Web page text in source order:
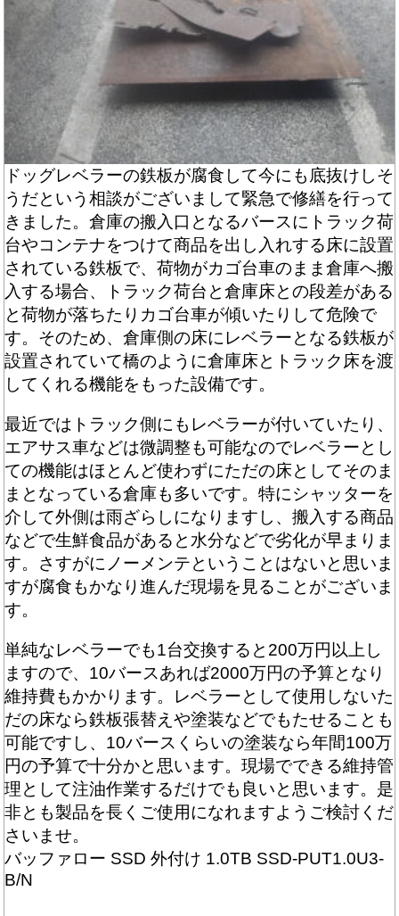
ドッグレベラーの鉄板が腐食して今にも底抜けしそ
うだという相談がございまして緊急で修繕を行って
きました。倉庫の搬入口となるバースにトラック荷
台やコンテナをつけて商品を出し入れする床に設置
されている鉄板で、荷物がカゴ台車のまま倉庫へ搬
入する場合、トラック荷台と倉庫床との段差がある
と荷物が落ちたりカゴ台車が傾いたりして危険で
す。そのため、倉庫側の床にレベラーとなる鉄板が
設置されていて橋のように倉庫床とトラック床を渡
してくれる機能をもった設備です。
最近ではトラック側にもレベラーが付いていたり、
エアサス車などは微調整も可能なのでレベラーとし
ての機能はほとんど使わずにただの床としてそのま
まとなっている倉庫も多いです。特にシャッターを
介して外側は雨ざらしになりますし、搬入する商品
などで生鮮食品があると水分などで劣化が早まりま
す。さすがにノーメンテということはないと思いま
すが腐食もかなり進んだ現場を見ることがございま
す。
単純なレベラーでも1台交換すると200万円以上し
ますので、10バースあれば2000万円の予算となり
維持費もかかります。レベラーとして使用しないた
だの床なら鉄板張替えや塗装などでもたせることも
可能ですし、10バースくらいの塗装なら年間100万
円の予算で十分かと思います。現場でできる維持管
理として注油作業するだけでも良いと思います。是
非とも製品を長くご使用になれますようご検討くだ
さいませ。
バッファロー SSD 外付け 1.0TB SSD-PUT1.0U3-
B/N